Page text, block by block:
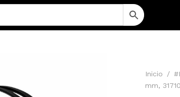
Inicio /
mm,